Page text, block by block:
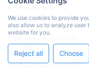
08020, บาร์เซโลนา, สเปน
ข้อกำหนดและการจัดส่ง
นโยบายความเป็นส่วนตัว
การคืนเงินและการยกเลิก
We use cookies to provide
also allow us to analyze
website for you.
Reject all Choose